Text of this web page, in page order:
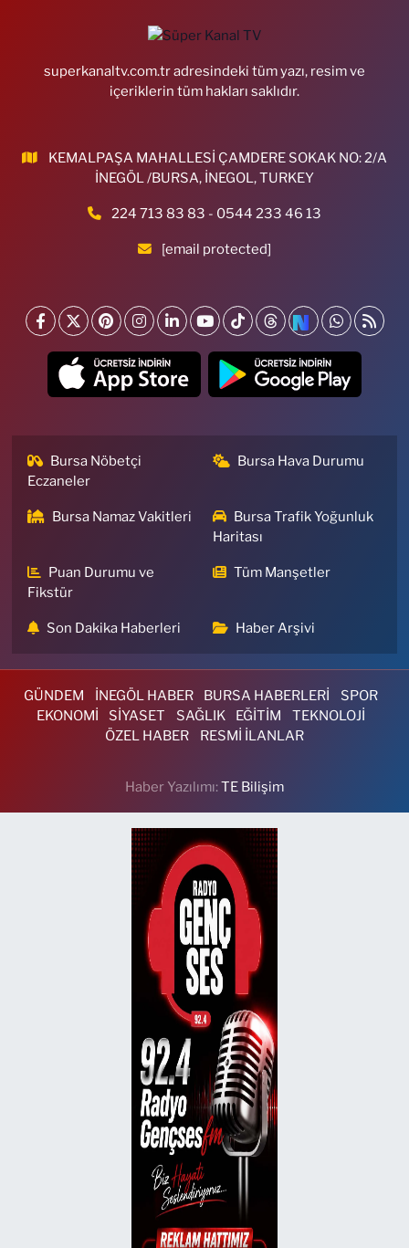
superkanaltv.com.tr adresindeki tüm yazı, resim ve
içeriklerin tüm hakları saklıdır.
KEMALPAŞA MAHALLESİ ÇAMDERE SOKAK NO: 2/A
İNEGÖL /BURSA, İNEGOL, TURKEY
224 713 83 83 - 0544 233 46 13
[email protected]
Bursa Nöbetçi
Eczaneler
Bursa Hava Durumu
Bursa Namaz Vakitleri
Bursa Trafik Yoğunluk
Haritası
Puan Durumu ve
Fikstür
Tüm Manşetler
Son Dakika Haberleri Haber Arşivi
GÜNDEM İNEGÖL HABER BURSA HABERLERİ
SPOR
EKONOMİ
SİYASET SAĞLIK EĞİTİM
TEKNOLOJİ
ÖZEL HABER
RESMİ İLANLAR
Haber Yazılımı:TE Bilişim